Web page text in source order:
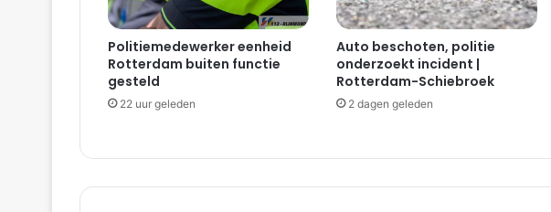
Politiemedewerker eenheid
Rotterdam buiten functie
gesteld
22 uur geleden
Auto beschoten, politie
onderzoekt incident |
Rotterdam-Schiebroek
2 dagen geleden